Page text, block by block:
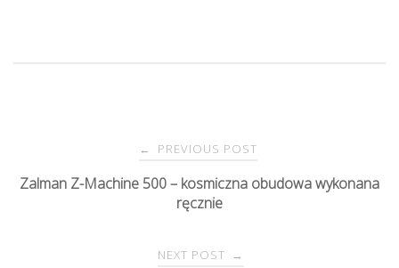
P
← PREVIOUS POST
Zalman Z-Machine 500 – kosmiczna obudowa wykonana
ręcznie
NEXT POST →